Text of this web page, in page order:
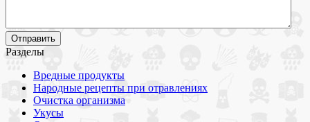
Разделы
Вредные продукты
Народные рецепты при отравлениях
Очистка организма
Укусы